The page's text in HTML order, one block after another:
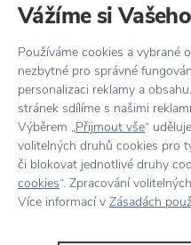
7500+ produktovna výber
Showroomv Zlíne
Stojí za
Vážíme si
Používáme cookies a vybrané
nezbytné pro správné
personalizaci reklamy a
stránek sdílíme s našimi
Výběrem „Přijmout vše“
volitelných druhů cookies pro
či blokovat jednotlivé druhy
cookies“. Zpracování
Více informací v Zásadách